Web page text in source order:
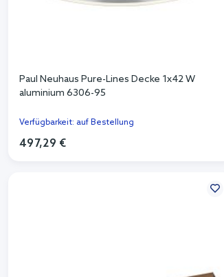
Paul Neuhaus Pure-Lines Decke 1x42 W
aluminium 6306-95
Verfügbarkeit: auf Bestellung
497,29 €